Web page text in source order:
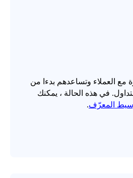
مع العملاء وتساعدهم بدءا من
في هذه الحالة ، يمكنك
المعرّف